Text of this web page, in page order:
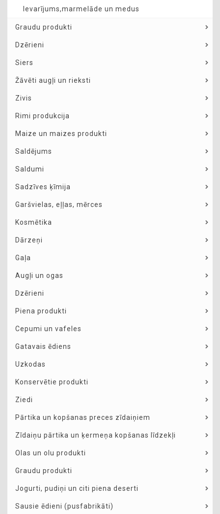
Ievarījums,marmelāde un medus
Graudu produkti
Dzērieni
Siers
Žāvēti augļi un rieksti
Zivis
Rimi produkcija
Maize un maizes produkti
Saldējums
Saldumi
Sadzīves ķīmija
Garšvielas, eļļas, mērces
Kosmētika
Dārzeņi
Gaļa
Augļi un ogas
Dzērieni
Piena produkti
Cepumi un vafeles
Gatavais ēdiens
Uzkodas
Konservētie produkti
Ziedi
Pārtika un kopšanas preces zīdaiņiem
Zīdaiņu pārtika un ķermeņa kopšanas līdzekļi
Olas un olu produkti
Graudu produkti
Jogurti, pudiņi un citi piena deserti
Sausie ēdieni (pusfabrikāti)